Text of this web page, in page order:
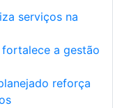
serviços na
a gestão
reforça